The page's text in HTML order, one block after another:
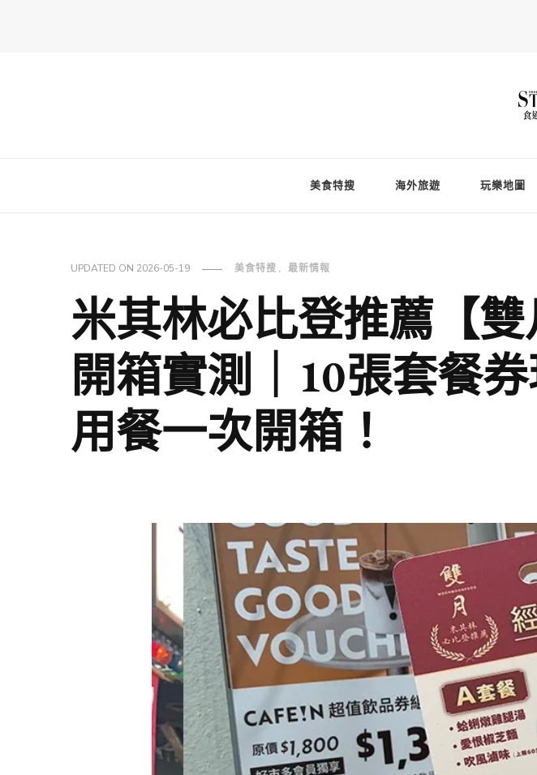
美食特搜 海外旅遊 玩樂地圖
UPDATED ON 2026-05-19 美食特搜 最新情報
米其林必比登推薦【
開箱實測｜10張套餐
用餐一次開箱！